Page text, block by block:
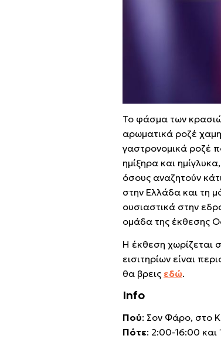
Το φάσμα των
αρωματικά ροζέ
γαστρονομικά ροζέ
ημίξηρα και
όσους αναζητούν
στην Ελλάδα και τη
ουσιαστικά στην
ομάδα της έκθεσης
Η έκθεση χωρίζεται
εισιτηρίων είναι
θα βρεις εδώ.
Info
Πού: Σον Φάρο, στο
Πότε: 2:00-16:00